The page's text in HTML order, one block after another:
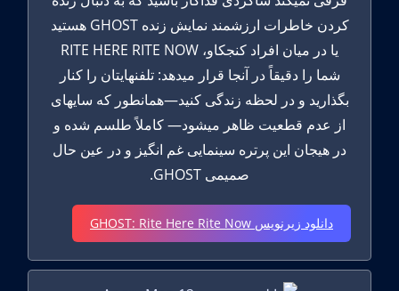
کردن خاطرات ارزشمند نمایش زنده GHOST هستید
یا در میان افراد کنجکاو، RITE HERE RITE NOW
شما را دقیقاً در آنجا قرار میدهد: تلفنهایتان را کنار
بگذارید و در لحظه زندگی کنید—همانطور که سایهای
از عدم قطعیت ظاهر میشود— کاملاً طلسم شده و
در هیجان این پرتره سینمایی غم انگیز و در عین حال
صمیمی GHOST.
دانلود زیرنویس GHOST: Rite Here Rite Now